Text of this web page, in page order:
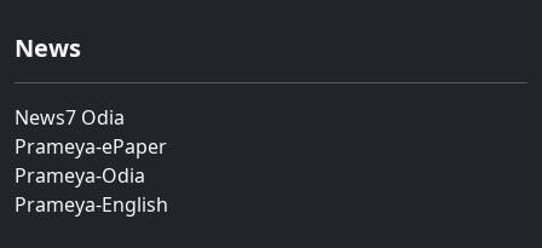
News
News7 Odia
Prameya-ePaper
Prameya-Odia
Prameya-English